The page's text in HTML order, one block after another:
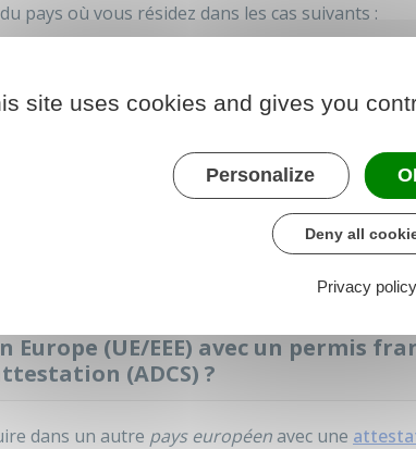
pays où vous résidez dans les cas suivants :
est un
ancien modèle valable valable
cartonné) et votre pays de résidence exige son
. Selon le pays, la durée de validité
sera de 10 ou 15 ans.
Europe (UE/EEE) avec un permis
(ADCS) ?
dans un autre pays européenavec une
site uses cookies and gives you
Personalize
Deny all
Privacy policy